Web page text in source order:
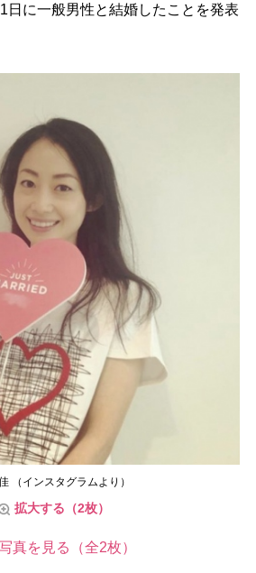
日に一般男性と結婚したことを発表
（インスタグラムより）
拡大する（2枚）
真を見る（全2枚）